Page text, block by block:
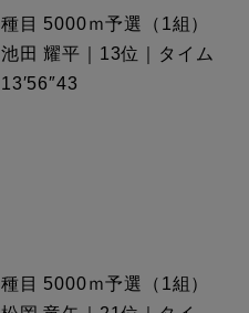
種目 5000ｍ予選（1組）
池田 耀平｜13位｜タイム
13′56″43
種目 5000ｍ予選（1組）